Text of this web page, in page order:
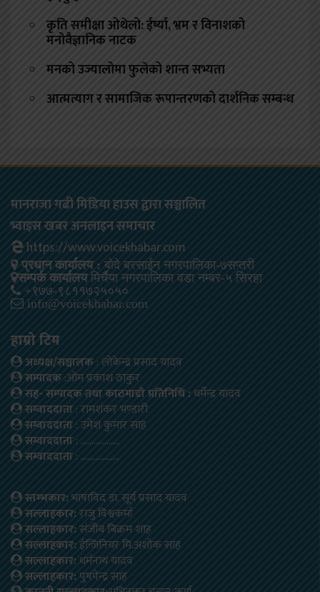
कृति समीक्षा ओथेलो: ईर्ष्या, भ्रम र विनाशको
मनोवैज्ञानिक नाटक
मनको उज्यालोमा फुलेको शान्त सभ्यता
आत्मत्याग र सामाजिक रूपान्तरणको दार्शनिक सम्बन्ध
मानराजा गढी मिडिया हाउस द्वारा सञ्चालित
भ्वाइस खबर अनलाइन समाचार
https://www.voicekhabar.com
प्रधान कार्यालय : बोदे बरसाईन नगरपालिका-७सप्तरी
सम्पर्क कार्यालयमिर्चैया नगरपालिका वडा नम्बर-५ सिरहा
+९७७-९८११७२५०५०
info@voicekhabar.com
हाम्रो टिम
अध्यक्ष/सञ्चालक: लोकेन्द्र प्रसाद यादव
सम्पादक:ओम प्रकाश ठाकुर
सह- सम्पादक तथा काठमाडौ प्रतिनिधि : धर्मेन्द्र यादव
सम्वाददाता: रामशंकर भण्डारी
सम्वाददाता: उमेश कुमार साह
सम्वाददाता: ………………
सम्वाददाता: ………………
स्तम्भकार:भाषाविद डा. सूर्य प्रसाद यादव
सल्लाहकार:राजु विश्वकर्मा
सल्लाहकार:संजीब बिक्रम शाह
सल्लाहकार:ईन्जिनियर मि.अशोक साह
सल्लाहकार: धर्मनाथ यादव
सल्लाहकार:पुषपेन्द्र साह